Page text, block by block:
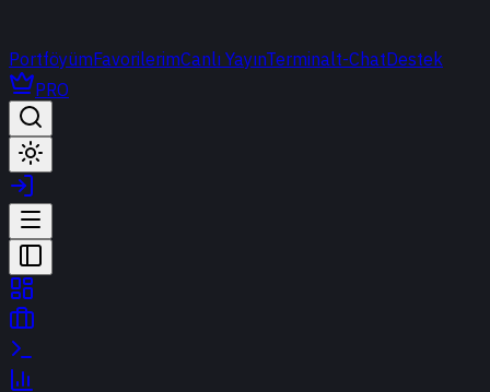
PortföyümFavorilerimCanlı YayınTerminalt-ChatDestek
PRO